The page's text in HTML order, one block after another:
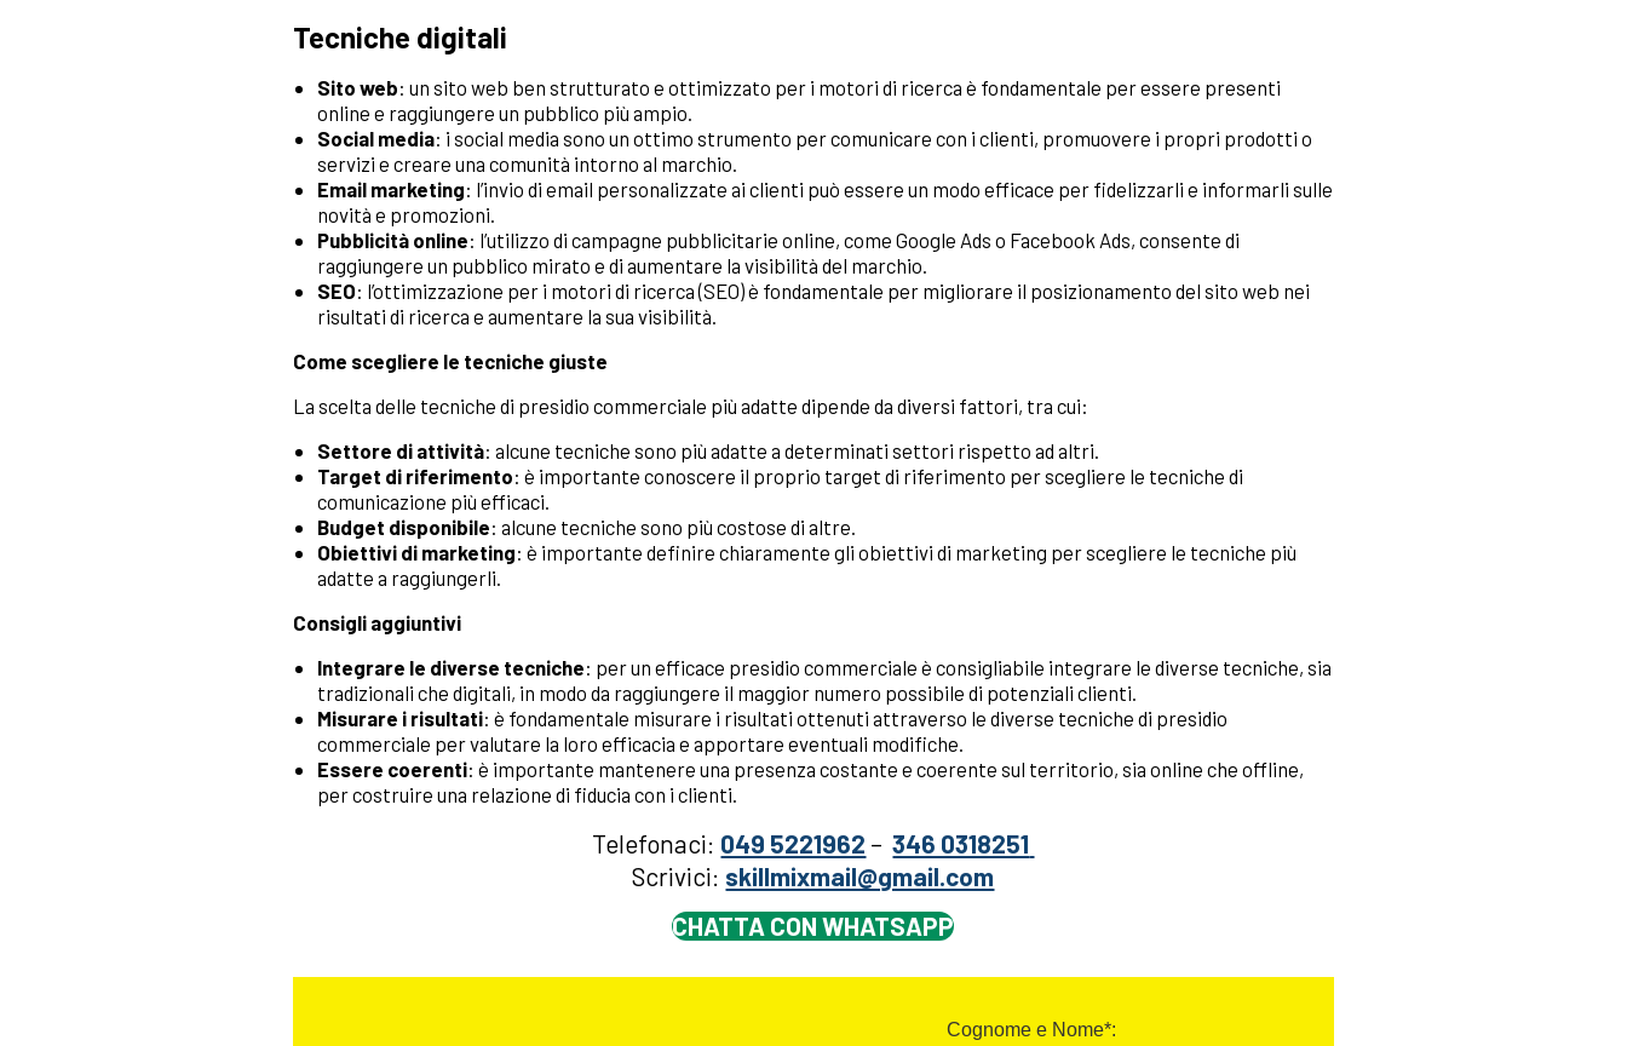
Tecniche digitali
Sito web: un sito web ben strutturato e ottimizzato per i motori di ricerca è fondamentale per essere presenti
online e raggiungere un pubblico più ampio.
Social media: i social media sono un ottimo strumento per comunicare con i clienti, promuovere i propri prodotti o
servizi e creare una comunità intorno al marchio.
Email marketing: l’invio di email personalizzate ai clienti può essere un modo efficace per fidelizzarli e informarli sulle
novità e promozioni.
Pubblicità online: l’utilizzo di campagne pubblicitarie online, come Google Ads o Facebook Ads, consente di
raggiungere un pubblico mirato e di aumentare la visibilità del marchio.
SEO: l’ottimizzazione per i motori di ricerca (SEO) è fondamentale per migliorare il posizionamento del sito web nei
risultati di ricerca e aumentare la sua visibilità.
Come scegliere le tecniche giuste
La scelta delle tecniche di presidio commerciale più adatte dipende da diversi fattori, tra cui:
Settore di attività: alcune tecniche sono più adatte a determinati settori rispetto ad altri.
Target di riferimento: è importante conoscere il proprio target di riferimento per scegliere le tecniche di
comunicazione più efficaci.
Budget disponibile: alcune tecniche sono più costose di altre.
Obiettivi di marketing: è importante definire chiaramente gli obiettivi di marketing per scegliere le tecniche più
adatte a raggiungerli.
Consigli aggiuntivi
Integrare le diverse tecniche: per un efficace presidio commerciale è consigliabile integrare le diverse tecniche, sia
tradizionali che digitali, in modo da raggiungere il maggior numero possibile di potenziali clienti.
Misurare i risultati: è fondamentale misurare i risultati ottenuti attraverso le diverse tecniche di presidio
commerciale per valutare la loro efficacia e apportare eventuali modifiche.
Essere coerenti: è importante mantenere una presenza costante e coerente sul territorio, sia online che offline,
per costruire una relazione di fiducia con i clienti.
Telefonaci: 049 5221962 –346 0318251
Scrivici: skillmixmail@gmail.com
CHATTA CON WHATSAPP
Cognome e Nome*: